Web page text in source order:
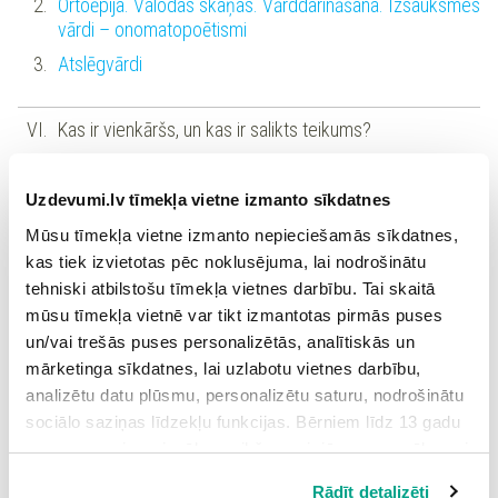
Uzdevumi.lv tīmekļa vietne izmanto sīkdatnes
Mūsu tīmekļa vietne izmanto nepieciešamās sīkdatnes,
kas tiek izvietotas pēc noklusējuma, lai nodrošinātu
tehniski atbilstošu tīmekļa vietnes darbību. Tai skaitā
mūsu tīmekļa vietnē var tikt izmantotas pirmās puses
un/vai trešās puses personalizētās, analītiskās un
mārketinga sīkdatnes, lai uzlabotu vietnes darbību,
analizētu datu plūsmu, personalizētu saturu, nodrošinātu
sociālo saziņas līdzekļu funkcijas. Bērniem līdz 13 gadu
vecumam pirms izvēles veikšanas ir jāprasa vecāka vai
Rādīt detalizēti
Ortoēpija. Valodas skaņas. Vārddarināšana. Izsauksmes
vārdi – onomatopoētismi
Atslēgvārdi
Kas ir vienkāršs, un kas ir salikts teikums?
Vienkāršs teikums un salikts teikums
Vēstījums, apraksts, raksturojums
6. klase
Kā veidot runu, ievērojot tās atbilsmi vizuālajai
informācijai?